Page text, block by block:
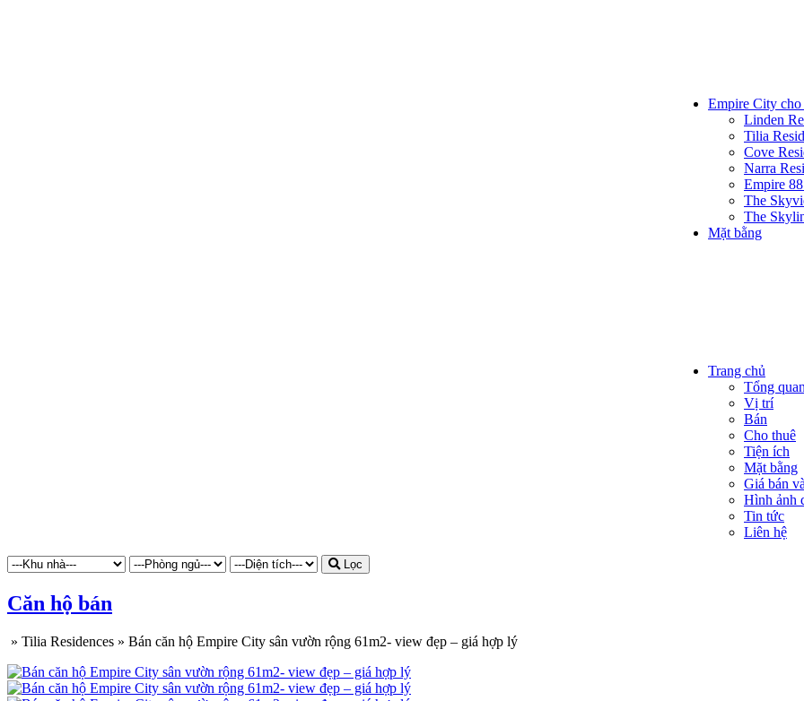
Empire City cho
Linden
Tilia
Cove
Narra
Empire
The
The
Mặt bằng
Trang chủ
Tổng quan
Vị trí
Bán
Cho thuê
Tiện ích
Mặt bằng
Giá bán
Hình ảnh
Tin tức
Liên hệ
Lọc
Căn hộ bán
» Tilia Residences » Bán căn hộ Empire City sân vườn rộng 61m2- view đẹp – giá hợp lý